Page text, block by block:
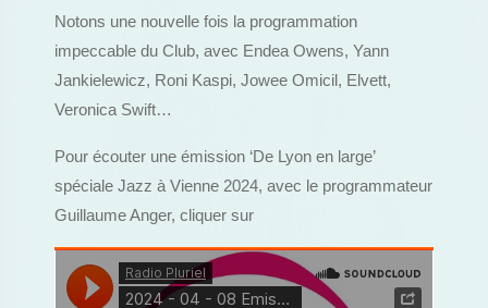
Notons une nouvelle fois la programmation
impeccable du Club, avec Endea Owens, Yann
Jankielewicz, Roni Kaspi, Jowee Omicil, Elvett,
Veronica Swift…
Pour écouter une émission ‘De Lyon en large’
spéciale Jazz à Vienne 2024, avec le programmateur
Guillaume Anger, cliquer sur